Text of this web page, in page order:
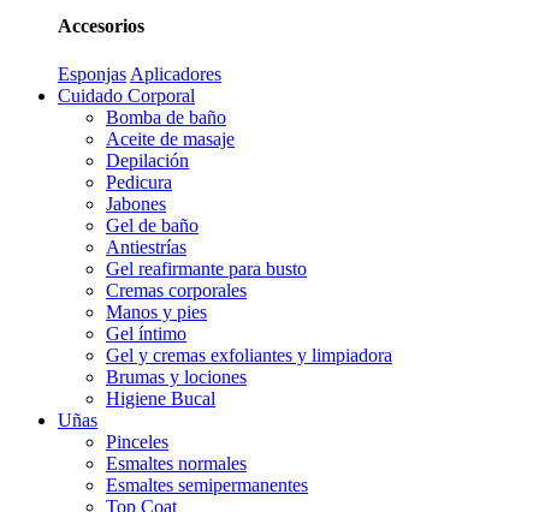
Accesorios
Esponjas Aplicadores
Cuidado Corporal
Bomba de baño
Aceite de masaje
Depilación
Pedicura
Jabones
Gel de baño
Antiestrías
Gel reafirmante para busto
Cremas corporales
Manos y pies
Gel íntimo
Gel y cremas exfoliantes y limpiadora
Brumas y lociones
Higiene Bucal
Uñas
Pinceles
Esmaltes normales
Esmaltes semipermanentes
Top Coat